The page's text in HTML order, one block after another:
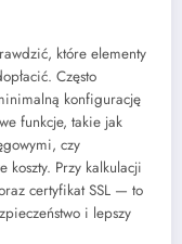
które elementy
Często
konfigurację
funkcje, takie jak
czy
Przy kalkulacji
certyfikat SSL — to
i lepszy